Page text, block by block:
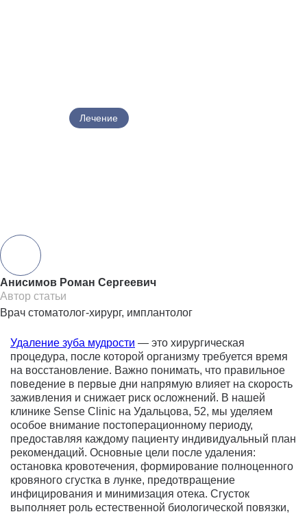
Лечение
Анисимов Роман Сергеевич
Автор статьи
Врач стоматолог-хирург, имплантолог
Удаление зуба мудрости — это хирургическая
процедура, после которой организму требуется время
на восстановление. Важно понимать, что правильное
поведение в первые дни напрямую влияет на скорость
заживления и снижает риск осложнений. В нашей
клинике Sense Clinic на Удальцова, 52, мы уделяем
особое внимание постоперационному периоду,
предоставляя каждому пациенту индивидуальный план
рекомендаций. Основные цели после удаления:
остановка кровотечения, формирование полноценного
кровяного сгустка в лунке, предотвращение
инфицирования и минимизация отека. Сгусток
выполняет роль естественной биологической повязки,